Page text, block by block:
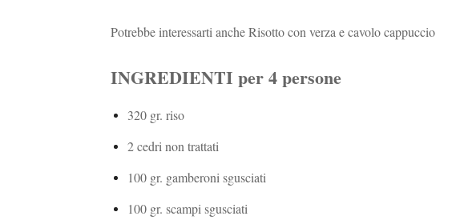
Potrebbe interessarti ancheRisotto con verza e cavolo cappuccio
INGREDIENTI per 4 persone
320 gr. riso
2 cedri non trattati
100 gr. gamberoni sgusciati
100 gr. scampi sgusciati